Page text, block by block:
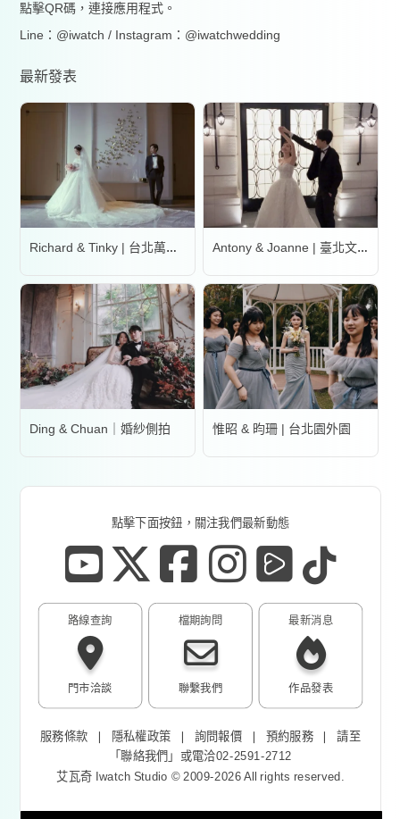
點擊QR碼，連接應用程式。
Line：@iwatch / Instagram：@iwatchwedding
最新發表
Richard & Tinky | 台北萬豪酒店 Antony & Joanne | 臺北文華東方酒店
Ding & Chuan｜婚紗側拍 惟昭 & 昀珊 | 台北園外園
點擊下面按鈕，關注我們最新動態
路線查詢
門市洽談
最新消息
作品發表
檔期詢問
聯繫我們
服務條款 ❘ 隱私權政策 ❘詢問報價 ❘預約服務 ❘請至
「聯絡我們 」或電洽02-2591-2712
艾瓦奇 Iwatch Studio © 2009-2026 All rights reserved.